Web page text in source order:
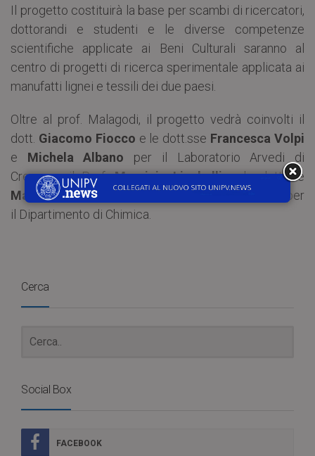
Il progetto costituirà la base per scambi di ricercatori,
dottorandi e studenti e le diverse competenze
scientifiche applicate ai Beni Culturali saranno al
centro di progetti di ricerca sperimentale applicata ai
manufatti lignei e tessili dei due paesi.
Oltre al prof. Malagodi, il progetto vedrà coinvolti il
dott. Giacomo Fiocco e le dott.sse Francesca Volpi
e Michela Albano per il Laboratorio Arvedi di
Cremona, il Prof.Maurizio Licchellie le dott.sse
Maduka Lankani WeththimunieChaehoon Lee
per
il Dipartimento di Chimica.
Cerca
Social Box
FACEBOOK